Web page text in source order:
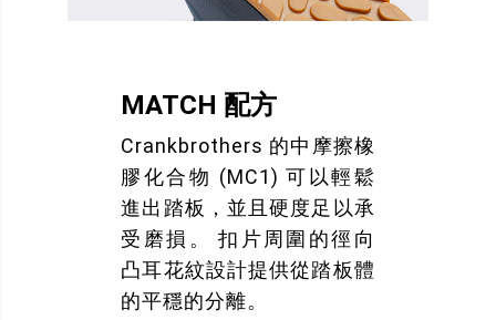
MATCH 配方
Crankbrothers 的中摩擦橡
膠化合物 (MC1) 可以輕鬆
進出踏板，並且硬度足以承
受磨損。 扣片周圍的徑向
凸耳花紋設計提供從踏板體
的平穩的分離。